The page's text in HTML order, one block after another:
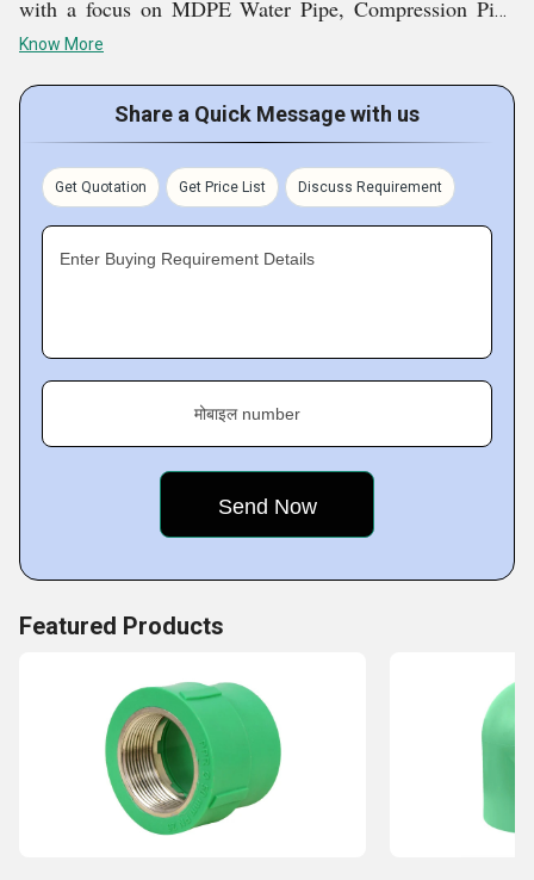
with a focus on MDPE Water Pipe, Compression Pipe
Fittings, Gas Pipes, Ball Valve, Liner Pipes, PPR Pipes,
HDPE Spigot Reducing Tee and more. Kunststoff Pipes
LLP is dedicated to providing cutting-edge piping
systems that satisfy the highest performance and safety
standards, meeting the various needs of clients
worldwide, with an emphasis on innovation, accuracy,
and sustainability.
Know More
Share a Quick Message with us
Get Quotation Get Price List Discuss Requirement
Enter Buying Requirement Details
मोबाइल number
Featured Products